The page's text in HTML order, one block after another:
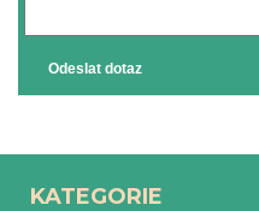
Odeslat dotaz
KATEGORIE